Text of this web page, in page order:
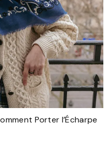
Porter l’Écharpe